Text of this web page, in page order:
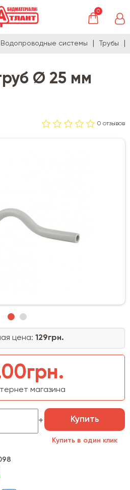
0
Водопроводные системы Трубы
Ø 25 мм
0 отзывов
цена: 129грн.
магазина
Купить
Купить в один клик